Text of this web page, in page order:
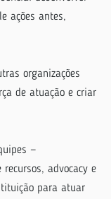
ações antes,
organizações
de atuação e criar
—
advocacy e
para atuar